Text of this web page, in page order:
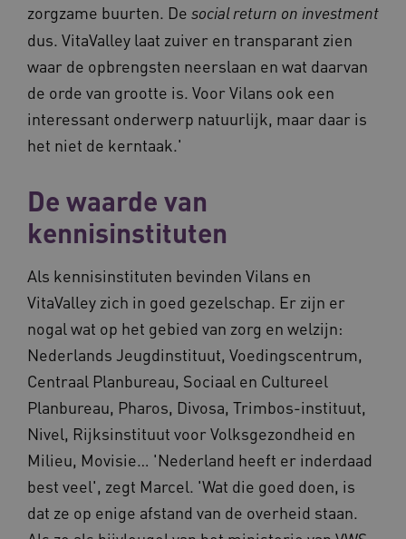
zorgzame buurten. De social return on investment
dus. VitaValley laat zuiver en transparant zien
waar de opbrengsten neerslaan en wat daarvan
de orde van grootte is. Voor Vilans ook een
interessant onderwerp natuurlijk, maar daar is
het niet de kerntaak.'
De waarde van
kennisinstituten
Als kennisinstituten bevinden Vilans en
VitaValley zich in goed gezelschap. Er zijn er
nogal wat op het gebied van zorg en welzijn:
Nederlands Jeugdinstituut, Voedingscentrum,
Centraal Planbureau, Sociaal en Cultureel
Planbureau, Pharos, Divosa, Trimbos-instituut,
Nivel, Rijksinstituut voor Volksgezondheid en
Milieu, Movisie… 'Nederland heeft er inderdaad
best veel', zegt Marcel. 'Wat die goed doen, is
dat ze op enige afstand van de overheid staan.
ARRAffinity
Microsoft
.vilans.nl
Corporation
.vilans.nl
CookieScriptConsent
CookieScript
www.vilans.nl
11